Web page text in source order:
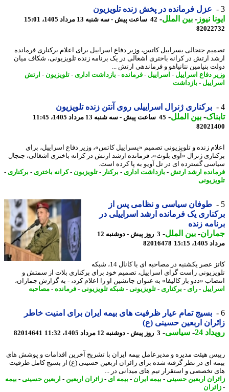
عزل فرمانده در پخش زنده تلویزیون
نیوز-بین الملل-42 ساعت پیش - سه شنبه 13 مرداد 1405، 15:01
جنجالی یسراییل کاتس، وزیر دفاع اسراییل برای اعلام برکناری فرمانده
ارتش در کرانه باختری اشغالی در یک برنامه زنده تلویزیونی، شکاف میان
بنیامین نتانیاهو و فرماندهی ارتش ...
دفاع اسراییل
-اسراییل -فرمانده-بازداشت اداری- تلویزیون -ارتش
-بازداشت
برکناری ژنرال اسراییلی روی آنتن زنده تلویزیون
-بین الملل-45 ساعت پیش - سه شنبه 13 مرداد 1405، 11:45
زنده و تلویزیونی تصمیم «یسراییل کاتس»، وزیر دفاع اسراییل، برای
ژنرال «آوی بلوث»، فرمانده ارشد ارتش در کرانه باختری اشغالی، جنجال
گسترده ای در تل آویو به پا کرده است.
ارشد ارتش -بازداشت اداری- برکنار -تلویزیون -کرانه باختری- برکناری-
طوفان سیاسی و نظامی پس از
یک فرمانده ارشد اسراییلی در
زنده
- بین الملل-
3 روز پیش - دوشنبه 12
15:15
82016478
کاتز عصر یکشنبه در مصاحبه ای با کانال 14، شبکه
راست گرای اسراییل، تصمیم خود برای برکناری بلات از سمتش و
«ددو بار کالیفا» به عنوان جانشین او را اعلام کرد، - به گزارش جماران،
-رای- برکناری- تلویزیونی-شبکه تلویزیونی-فرمانده-مصاحبه
بسیج تمام عیار ظرفیت های بیمه ایران برای امنیت خاطر
اربعین حسینی (ع)
24
-سیاسی-3 روز پیش - دوشنبه 12 مرداد 1405، 11:32 82014641
هیئت مدیره و مدیرعامل بیمه ایران با تشریح آخرین اقدامات و پوشش های
ای در نظر گرفته شده برای زائران اربعین حسینی (ع) از بسیج کامل ظرفیت
تخصصی و استقرار تیم های میدانی در ...
اربعین حسینی-بیمه ایران - بیمه ای- زائران اربعین -اربعین حسینی-بیمه